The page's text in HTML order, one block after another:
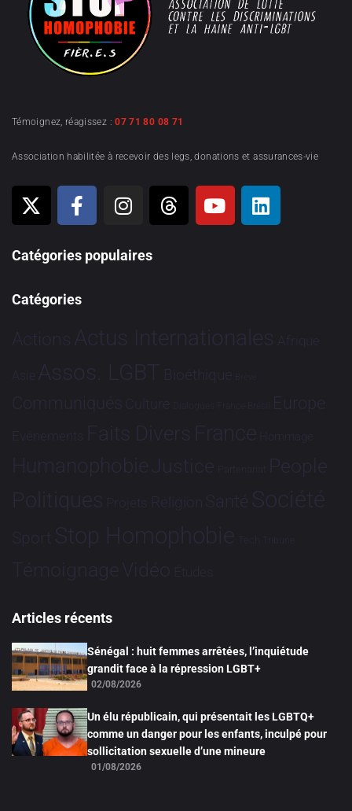
Témoignez, réagissez :07 71 80 08 71
Association habilitée à recevoir des legs, donations et assurances-vie
Catégories populaires
Catégories
Actions Actus Internationales Afrique
Asie Assos. LGBT Bioéthique Brève
Communiqués Culture Dialogues France-Brésil Europe
Evénements Faits Divers France Hommage
HumanophobieJustice Partenariat People
Politiques Projets Religion Santé Société
Sport Stop Homophobie Tech Tribune
TémoignageVidéo Études
Articles récents
Sénégal : huit femmes arrêtées, l’inquiétude
grandit face à la répression LGBT+
02/08/2026
Un élu républicain, qui présentait les LGBTQ+
comme un danger pour les enfants, inculpé pour
sollicitation sexuelle d’une mineure
01/08/2026